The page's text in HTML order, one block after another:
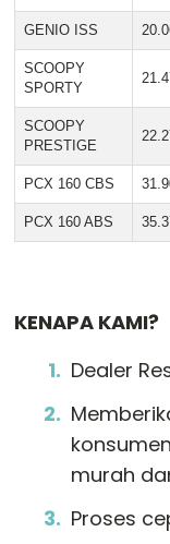
GENIO ISS
SCOOPY
SPORTY
SCOOPY
PRESTIGE
PCX 160 CBS
PCX 160 ABS
KENAPA KAMI?
Dealer
murah
Proses